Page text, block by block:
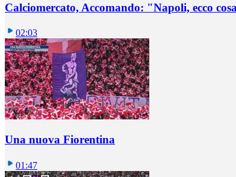
Calciomercato, Accomando: "Napoli, ecco
02:03
Una nuova Fiorentina
01:47